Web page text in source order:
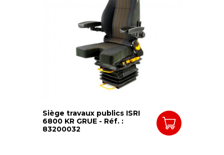
Siège travaux publics ISRI
6800 KR GRUE - Réf. :
83200032